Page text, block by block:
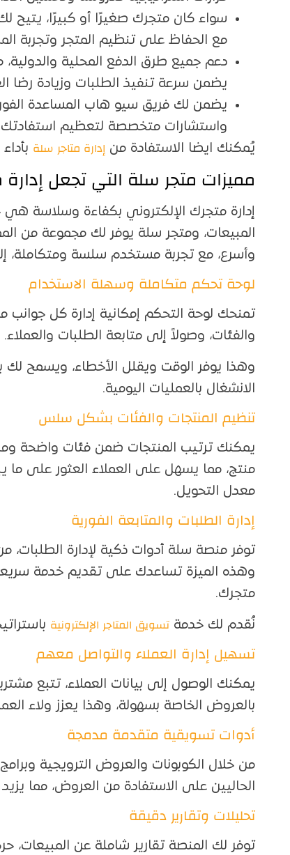
سواء كان متجرك صغيرًا أو كبيرًا، يتيح
مع الحفاظ على تنظيم المتجر وتجربة
دعم جميع طرق الدفع المحلية
يضمن سرعة تنفيذ الطلبات وزيادة رضا
يضمن لك فريق سيو هاب المساعدة
واستشارات متخصصة لتعظيم استفادتك
يُمكنك ايضا الاستفادة من إدارة متاجر سلة
مميزات متجر سلة التي تجعل
إدارة متجرك الإلكتروني بكفاءة وسلاسة
المبيعات، ومتجر سلة يوفر لك مجموعة من
وأسرع، مع تجربة مستخدم سلسة ومتكاملة،
لوحة تحكم متكاملة وسهلة الاستخدام
تمنحك لوحة التحكم إمكانية إدارة كل
والفئات، وصولاً إلى متابعة الطلبات والعملاء.
وهذا يوفر الوقت ويقلل الأخطاء، ويسمح لك
الانشغال بالعمليات اليومية.
تنظيم المنتجات والفئات بشكل سلس
يمكنك ترتيب المنتجات ضمن فئات واضحة
منتج، مما يسهل على العملاء العثور على
معدل التحويل.
إدارة الطلبات والمتابعة الفورية
توفر منصة سلة أدوات ذكية لإدارة
وهذه الميزة تساعدك على تقديم خدمة
متجرك.
نُقدم لك خدمة تسويق المتاجر الإلكترونية
تسهيل إدارة العملاء والتواصل معهم
يمكنك الوصول إلى بيانات العملاء، تتبع
بالعروض الخاصة بسهولة، وهذا يعزز ولاء
أدوات تسويقية متقدمة مدمجة
من خلال الكوبونات والعروض الترويجية
الحاليين على الاستفادة من العروض، مما
تحليلات وتقارير دقيقة
توفر لك المنصة تقارير شاملة عن المبيعات،